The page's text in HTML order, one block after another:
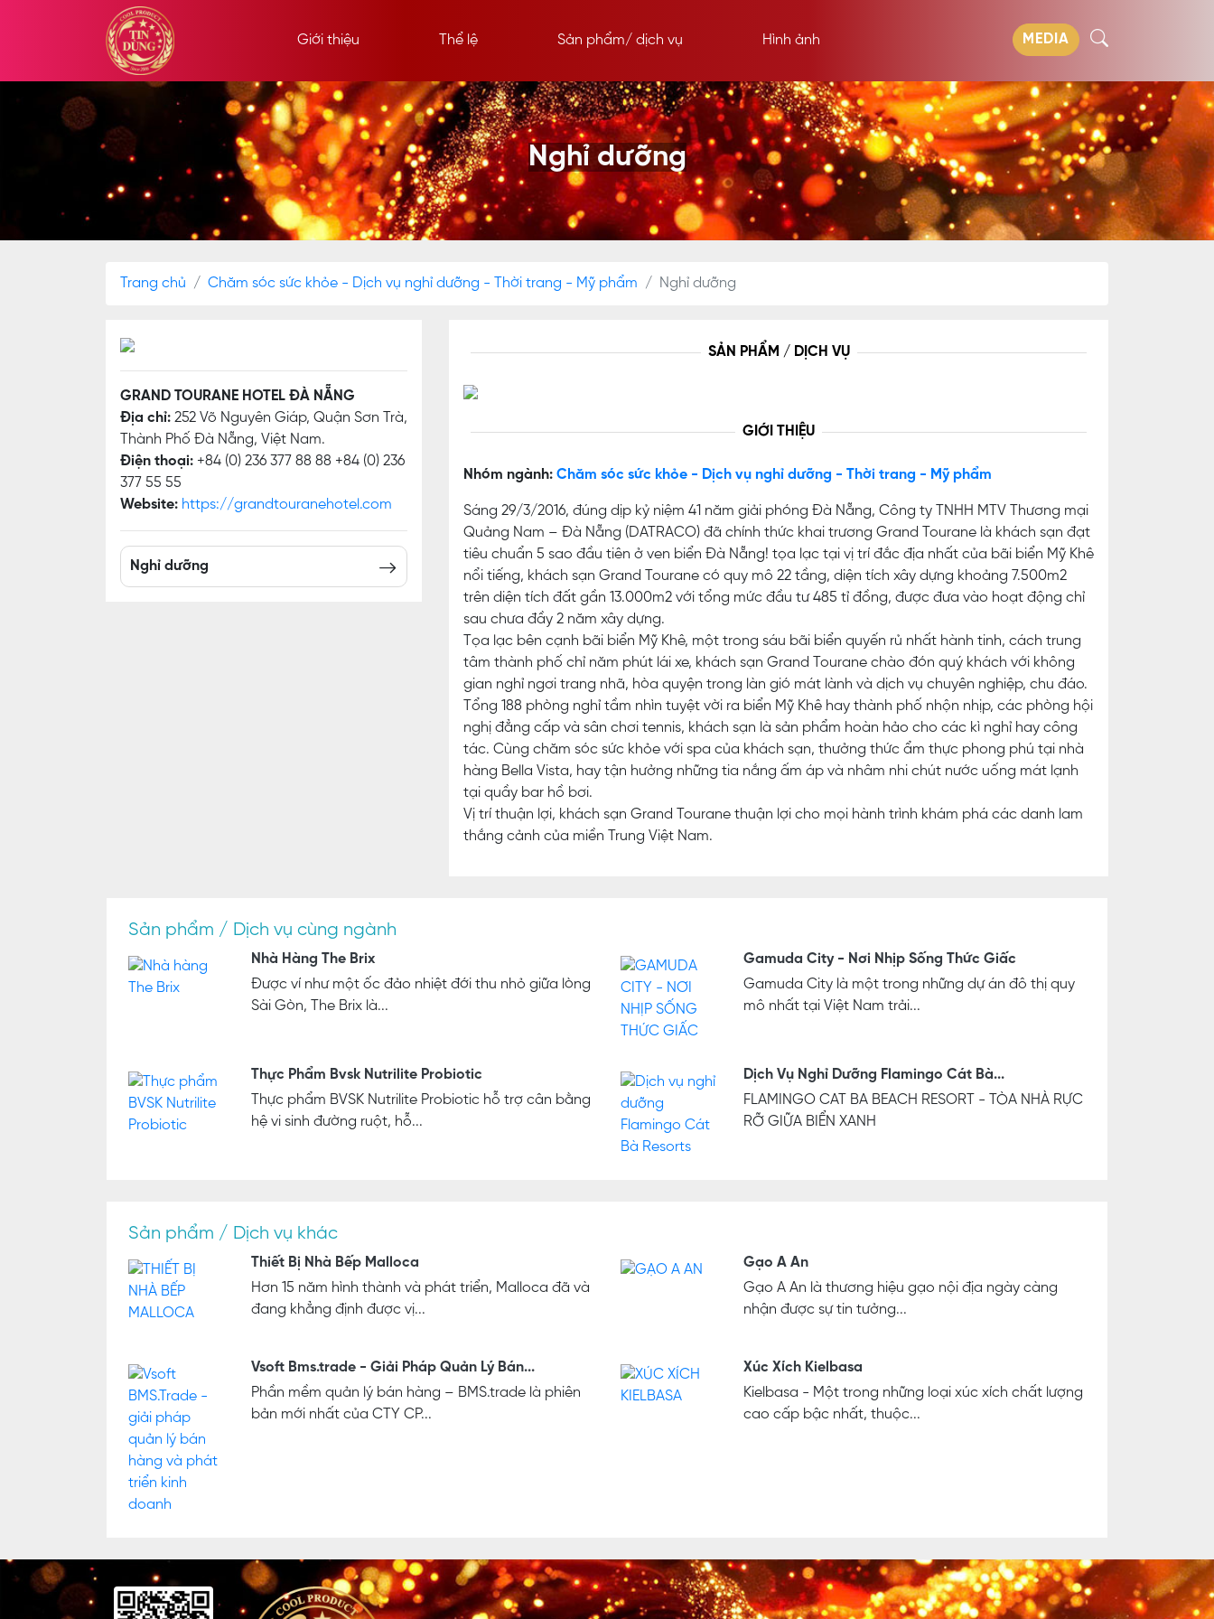
Giới thiệu Thể lệ Sản phẩm/ dịch vụ Hình ảnh MEDIA
Nghỉ dưỡng
Trang chủ Chăm sóc sức khỏe - Dịch vụ nghỉ dưỡng - Thời trang - Mỹ phẩm Nghỉ dưỡng
GRAND TOURANE HOTEL ĐÀ NẴNG
Địa chỉ: 252 Võ Nguyên Giáp, Quận Sơn Trà,
Thành Phố Đà Nẵng, Việt Nam.
Điện thoại: +84 (0) 236 377 88 88 +84 (0) 236
377 55 55
Website: https://grandtouranehotel.com
Nghỉ dưỡng
SẢN PHẨM / DỊCH VỤ
GIỚI THIỆU
Nhóm ngành: Chăm sóc sức khỏe - Dịch vụ nghỉ dưỡng - Thời trang - Mỹ phẩm
Sáng 29/3/2016, đúng dịp kỷ niệm 41 năm giải phóng Đà Nẵng, Công ty TNHH MTV Thương mại
Quảng Nam – Đà Nẵng (DATRACO) đã chính thức khai trương Grand Tourane là khách sạn đạt
tiêu chuẩn 5 sao đầu tiên ở ven biển Đà Nẵng! tọa lạc tại vị trí đắc địa nhất của bãi biển Mỹ Khê
nổi tiếng, khách sạn Grand Tourane có quy mô 22 tầng, diện tích xây dựng khoảng 7.500m2
trên diện tích đất gần 13.000m2 với tổng mức đầu tư 485 tỉ đồng, được đưa vào hoạt động chỉ
sau chưa đầy 2 năm xây dựng.
Tọa lạc bên cạnh bãi biển Mỹ Khê, một trong sáu bãi biển quyến rủ nhất hành tinh, cách trung
tâm thành phố chỉ năm phút lái xe, khách sạn Grand Tourane chào đón quý khách với không
gian nghỉ ngơi trang nhã, hòa quyện trong làn gió mát lành và dịch vụ chuyên nghiệp, chu đáo.
Tổng 188 phòng nghỉ tầm nhìn tuyệt vời ra biển Mỹ Khê hay thành phố nhộn nhịp, các phòng hội
nghị đẳng cấp và sân chơi tennis, khách sạn là sản phẩm hoàn hảo cho các kì nghỉ hay công
tác. Cùng chăm sóc sức khỏe với spa của khách sạn, thưởng thức ẩm thực phong phú tại nhà
hàng Bella Vista, hay tận hưởng những tia nắng ấm áp và nhâm nhi chút nước uống mát lạnh
tại quầy bar hồ bơi.
Vị trí thuận lợi, khách sạn Grand Tourane thuận lợi cho mọi hành trình khám phá các danh lam
thắng cảnh của miền Trung Việt Nam.
Sản phẩm / Dịch vụ cùng ngành
Nhà Hàng The Brix
Được ví như một ốc đảo nhiệt đới thu nhỏ giữa lòng
Sài Gòn, The Brix là...
Gamuda City - Nơi Nhịp Sống Thức Giấc
Gamuda City là một trong những dự án đô thị quy
mô nhất tại Việt Nam trải...
Thực Phẩm Bvsk Nutrilite Probiotic
Thực phẩm BVSK Nutrilite Probiotic hỗ trợ cân bằng
hệ vi sinh đường ruột, hỗ...
Dịch Vụ Nghỉ Dưỡng Flamingo Cát Bà...
FLAMINGO CAT BA BEACH RESORT - TÒA NHÀ RỰC
RỠ GIỮA BIỂN XANH
Sản phẩm / Dịch vụ khác
Thiết Bị Nhà Bếp Malloca
Hơn 15 năm hình thành và phát triển, Malloca đã và
đang khẳng định được vị...
Gạo A An
Gạo A An là thương hiệu gạo nội địa ngày càng
nhận được sự tin tưởng...
Vsoft Bms.trade - Giải Pháp Quản Lý Bán...
Phần mềm quản lý bán hàng – BMS.trade là phiên
bản mới nhất của CTY CP...
Xúc Xích Kielbasa
Kielbasa - Một trong những loại xúc xích chất lượng
cao cấp bậc nhất, thuộc...